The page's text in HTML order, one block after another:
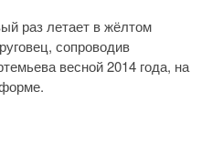
раз летает в жёлтом
сопроводив
весной 2014 года, на